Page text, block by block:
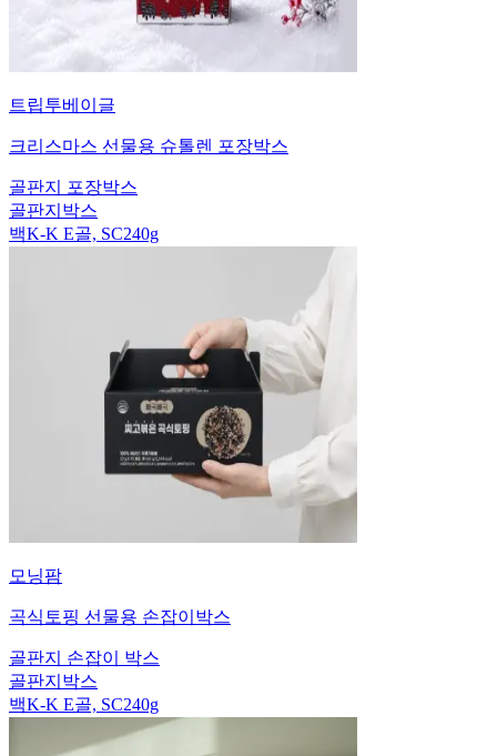
트립투베이글
크리스마스 선물용 슈톨렌 포장박스
골판지 포장박스
골판지박스
백K-K E골, SC240g
모닝팜
곡식토핑 선물용 손잡이박스
골판지 손잡이 박스
골판지박스
백K-K E골, SC240g